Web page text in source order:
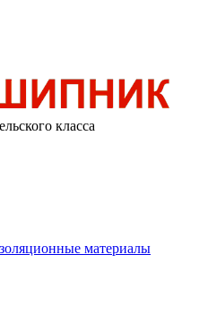
класса
материалы